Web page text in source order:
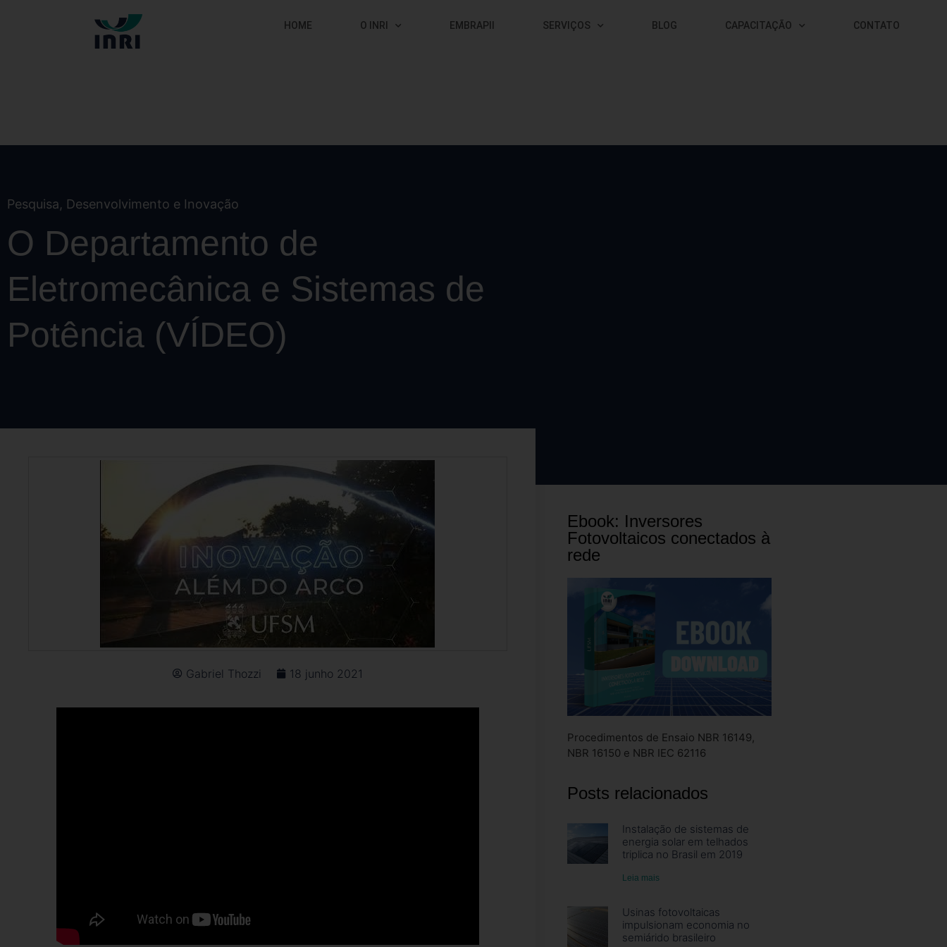
HOME O INRI EMBRAPII SERVIÇOS BLOG CAPACITAÇÃO CONTATO
Pesquisa, Desenvolvimento e Inovação
O Departamento de
Eletromecânica e Sistemas de
Potência (VÍDEO)
Gabriel Thozzi 18 junho 2021
Ebook: Inversores
Fotovoltaicos conectados à
rede
Procedimentos de Ensaio NBR 16149,
NBR 16150 e NBR IEC 62116
Posts relacionados
Instalação de sistemas de
energia solar em telhados
triplica no Brasil em 2019
Leia mais
Usinas fotovoltaicas
impulsionam economia no
semiárido brasileiro